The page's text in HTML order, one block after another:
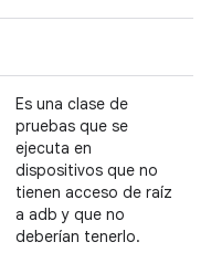
Es una clase de
pruebas que se
ejecuta en
dispositivos que no
tienen acceso de raíz
a adb y que no
deberían tenerlo.